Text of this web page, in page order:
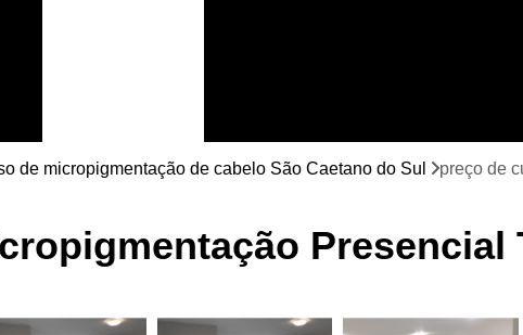
Curso de
Curso de
Curso de Micropigmentação Santo
de micropigmentação de cabelo São Caetano do Sul preço de
Presencial